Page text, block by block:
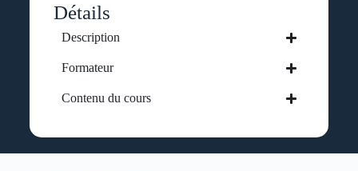
Détails
Description
Formateur
Contenu du cours